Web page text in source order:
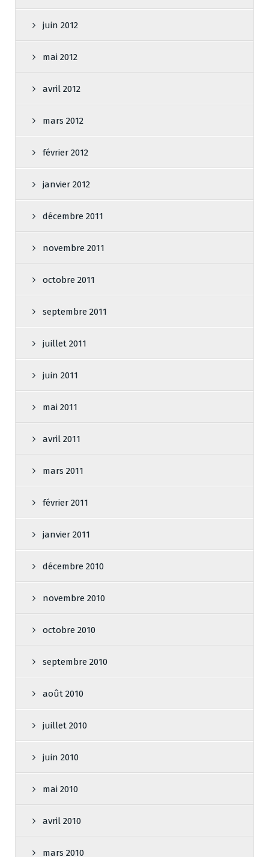
juin 2012
mai 2012
avril 2012
mars 2012
février 2012
janvier 2012
décembre 2011
novembre 2011
octobre 2011
septembre 2011
juillet 2011
juin 2011
mai 2011
avril 2011
mars 2011
février 2011
janvier 2011
décembre 2010
novembre 2010
octobre 2010
septembre 2010
août 2010
juillet 2010
juin 2010
mai 2010
avril 2010
mars 2010